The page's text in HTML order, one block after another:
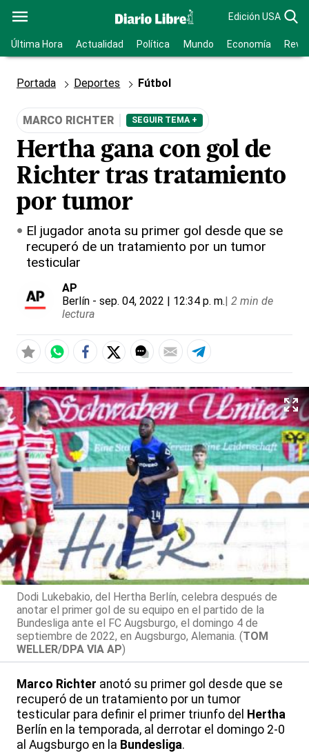
Edición USA
Última Hora Actualidad Política Mundo Economía
Portada Deportes Fútbol
MARCO RICHTER SEGUIR TEMA +
Hertha gana con gol de
Richter tras tratamiento
por tumor
El jugador anota su primer gol desde que se
recuperó de un tratamiento por un tumor
testicular
AP
Berlín - sep. 04, 2022 | 12:34 p. m.| 2 min de
lectura
Dodi Lukebakio, del Hertha Berlín, celebra después de
anotar el primer gol de su equipo en el partido de la
Bundesliga ante el FC Augsburgo, el domingo 4 de
septiembre de 2022, en Augsburgo, Alemania. (TOM
WELLER/DPA VIA AP)
Marco Richter anotó su primer gol desde que se
recuperó de un tratamiento por un tumor
testicular para definir el primer triunfo del Hertha
Berlín en la temporada, al derrotar el domingo 2-0
al Augsburgo en la Bundesliga.